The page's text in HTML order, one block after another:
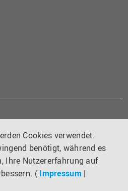
Cookies verwendet.
benötigt, während es
Ihre Nutzererfahrung auf
( Impressum |